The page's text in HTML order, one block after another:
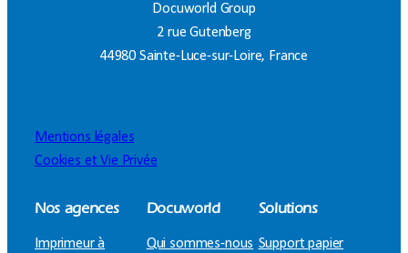
Docuworld Group
2 rue Gutenberg
44980 Sainte-Luce-sur-Loire, France
Mentions légales
Cookies et Vie Privée
Nos agences
Imprimeur à
Docuworld
Qui sommes-nous
Solutions
Support papier